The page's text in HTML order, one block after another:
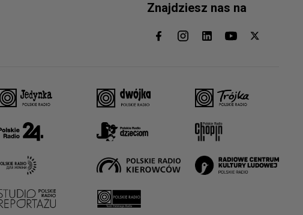
Znajdziesz nas na